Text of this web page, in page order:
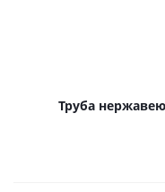
Труба